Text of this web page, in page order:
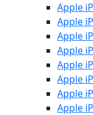
Apple
Apple
Apple
Apple
Apple
Apple
Apple
Apple